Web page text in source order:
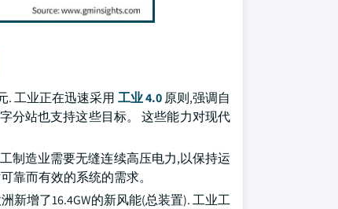
. 工业正在迅速采用 工业 4.0原则,强调自
分站也支持这些目标。 这些能力对现代
制造业需要无缝连续高压电力,以保持运
靠而有效的系统的需求。
新增了16.4GW的新风能(总装置). 工业工